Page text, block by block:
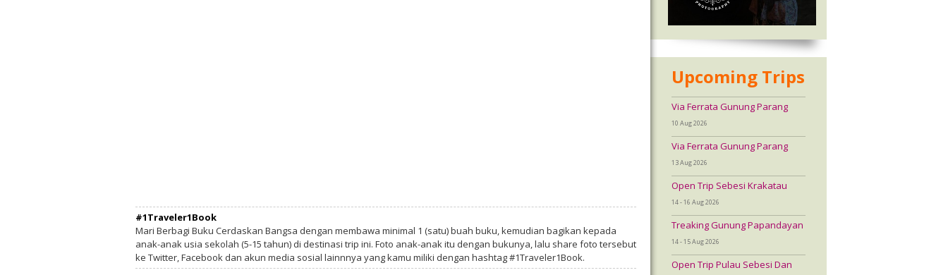
#1Traveler1Book
Mari Berbagi Buku Cerdaskan Bangsa dengan membawa minimal 1 (satu) buah buku, kemudian bagikan kepada
anak-anak usia sekolah (5-15 tahun) di destinasi trip ini. Foto anak-anak itu dengan bukunya, lalu share foto tersebut
ke Twitter, Facebook dan akun media sosial lainnnya yang kamu miliki dengan hashtag #1Traveler1Book.
Upcoming Trips
Via Ferrata Gunung Parang
10 Aug 2026
Via Ferrata Gunung Parang
13 Aug 2026
Open Trip Sebesi Krakatau
14 - 16 Aug 2026
Treaking Gunung Papandayan
14 - 15 Aug 2026
Open Trip Pulau Sebesi Dan